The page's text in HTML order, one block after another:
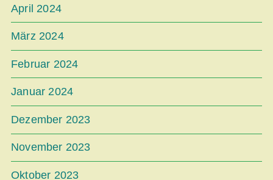
April 2024
März 2024
Februar 2024
Januar 2024
Dezember 2023
November 2023
Oktober 2023